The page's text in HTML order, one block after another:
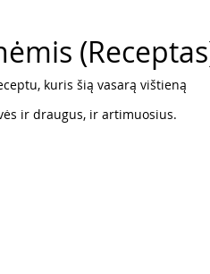
kuris šią vasarą vištieną
ir draugus, ir artimuosius.